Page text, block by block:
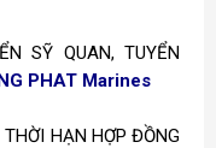
SỸ QUAN, TUYỂN
PHAT Marines
THỜI HẠN HỢP ĐỒNG